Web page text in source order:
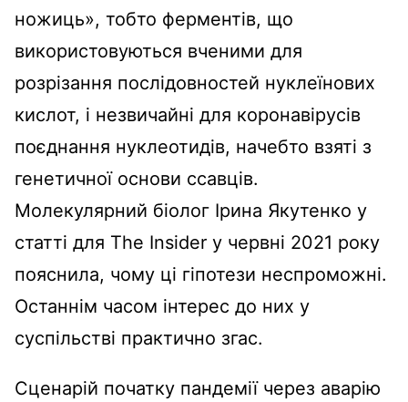
ножиць», тобто ферментів, що
використовуються вченими для
розрізання послідовностей нуклеїнових
кислот, і незвичайні для коронавірусів
поєднання нуклеотидів, начебто взяті з
генетичної основи ссавців.
Молекулярний біолог Ірина Якутенко у
статті для The Insider у червні 2021 року
пояснила, чому ці гіпотези неспроможні.
Останнім часом інтерес до них у
суспільстві практично згас.
Сценарій початку пандемії через аварію